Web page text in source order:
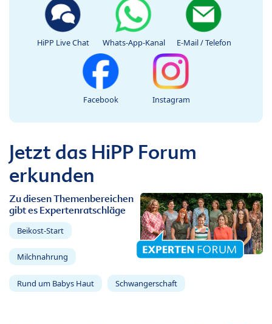
HiPP Live Chat Whats-App-Kanal E-Mail / Telefon
Facebook Instagram
Jetzt das HiPP Forum
erkunden
Zu diesen Themenbereichen
gibt es Expertenratschläge
Beikost-Start
Milchnahrung
Rund um Babys Haut Schwangerschaft